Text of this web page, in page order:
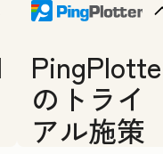
のトライ
アル施策